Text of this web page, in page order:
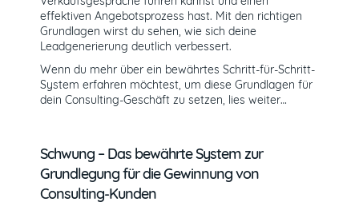
effektiven Angebotsprozess hast. Mit den richtigen
Grundlagen wirst du sehen, wie sich deine
Leadgenerierung deutlich verbessert.
Wenn du mehr über ein bewährtes Schritt-für-Schritt-
System erfahren möchtest, um diese Grundlagen für
dein Consulting-Geschäft zu setzen, lies weiter…
Schwung – Das bewährte System zur
Grundlegung für die Gewinnung von
Consulting-Kunden